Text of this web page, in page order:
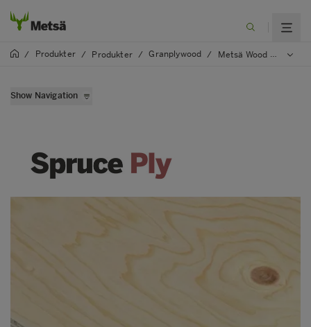
/ Produkter / Produkter / Granplywood / Metsä Wood Spruce
Show Navigation
Metsä Wood Spruce MouldGuard
Metsä Wood Spruce FireResist